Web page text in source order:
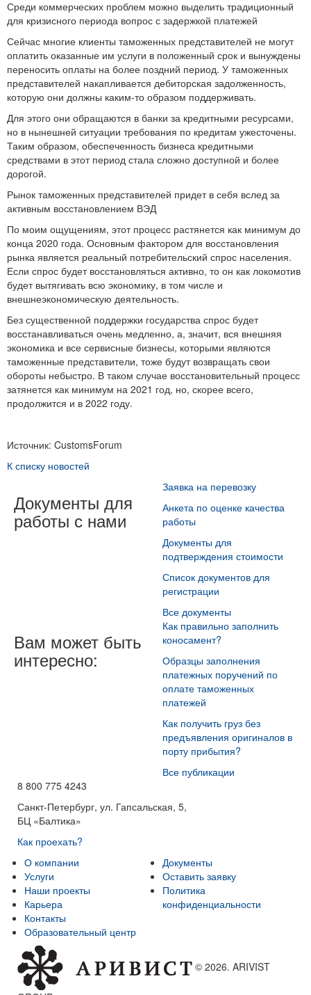
Среди коммерческих проблем можно выделить традиционный
для кризисного периода вопрос с задержкой платежей
Сейчас многие клиенты таможенных представителей не могут
оплатить оказанные им услуги в положенный срок и вынуждены
переносить оплаты на более поздний период. У таможенных
представителей накапливается дебиторская задолженность,
которую они должны каким-то образом поддерживать.
Для этого они обращаются в банки за кредитными ресурсами,
но в нынешней ситуации требования по кредитам ужесточены.
Таким образом, обеспеченность бизнеса кредитными
средствами в этот период стала сложно доступной и более
дорогой.
Рынок таможенных представителей придет в себя вслед за
активным восстановлением ВЭД
По моим ощущениям, этот процесс растянется как минимум до
конца 2020 года. Основным фактором для восстановления
рынка является реальный потребительский спрос населения.
Если спрос будет восстановляться активно, то он как локомотив
будет вытягивать всю экономику, в том числе и
внешнеэкономическую деятельность.
Без существенной поддержки государства спрос будет
восстанавливаться очень медленно, а, значит, вся внешняя
экономика и все сервисные бизнесы, которыми являются
таможенные представители, тоже будут возвращать свои
обороты небыстро. В таком случае восстановительный процесс
затянется как минимум на 2021 год, но, скорее всего,
продолжится и в 2022 году.
Источник: CustomsForum
К списку новостей
Документы для
работы с нами
Заявка на перевозку
Анкета по оценке качества
работы
Документы для
подтверждения стоимости
Список документов для
регистрации
Все документы
Вам может быть
интересно:
Как правильно заполнить
коносамент?
Образцы заполнения
платежных поручений по
оплате таможенных
платежей
Как получить груз без
предъявления оригиналов в
порту прибытия?
Все публикации
8 800 775 4243
Санкт-Петербург, ул. Гапсальская, 5,
БЦ «Балтика»
Как проехать?
О компании
Услуги
Наши проекты
Карьера
Контакты
Образовательный центр
Документы
Оставить заявку
Политика
конфиденциальности
© 2026. ARIVIST